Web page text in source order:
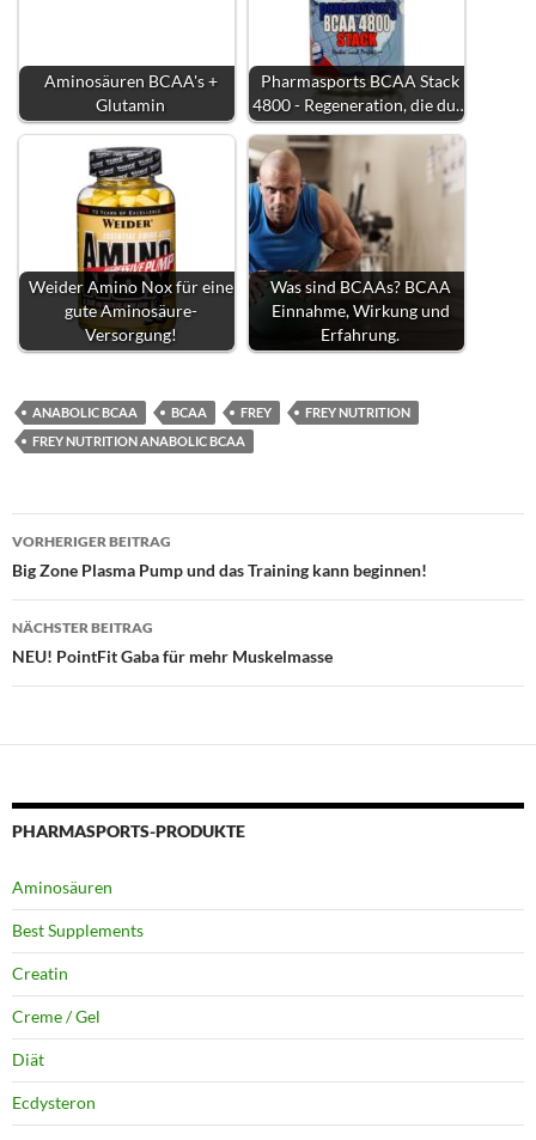
Aminosäuren BCAA's +
Glutamin
Pharmasports BCAA Stack
4800 - Regeneration, die du…
Weider Amino Nox für eine
gute Aminosäure-
Versorgung!
Was sind BCAAs? BCAA
Einnahme, Wirkung und
Erfahrung.
ANABOLIC BCAA BCAA FREY
FREY NUTRITION
FREY NUTRITION ANABOLIC BCAA
Beitragsnavigation
VORHERIGER BEITRAG
Big Zone Plasma Pump und das Training kann beginnen!
NÄCHSTER BEITRAG
NEU! PointFit Gaba für mehr Muskelmasse
PHARMASPORTS-PRODUKTE
Aminosäuren
Best Supplements
Creatin
Creme / Gel
Diät
Ecdysteron